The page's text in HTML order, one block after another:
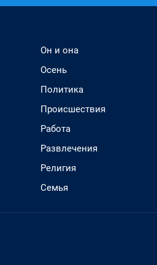
Он и она
Осень
Политика
Происшествия
Работа
Развлечения
Религия
Семья